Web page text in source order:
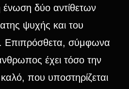
δύο αντίθετων
ψυχής και του
Επιπρόσθετα, σύμφωνα
έχει τόσο την
που υποστηρίζεται